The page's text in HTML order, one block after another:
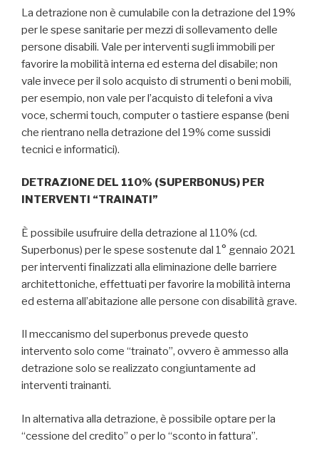
La detrazione non è cumulabile con la detrazione del 19%
per le spese sanitarie per mezzi di sollevamento delle
persone disabili. Vale per interventi sugli immobili per
favorire la mobilità interna ed esterna del disabile; non
vale invece per il solo acquisto di strumenti o beni mobili,
per esempio, non vale per l’acquisto di telefoni a viva
voce, schermi touch, computer o tastiere espanse (beni
che rientrano nella detrazione del 19% come sussidi
tecnici e informatici).
DETRAZIONE DEL 110% (SUPERBONUS) PER
INTERVENTI “TRAINATI”
È possibile usufruire della detrazione al 110% (cd.
Superbonus) per le spese sostenute dal 1° gennaio 2021
per interventi finalizzati alla eliminazione delle barriere
architettoniche, effettuati per favorire la mobilità interna
ed esterna all’abitazione alle persone con disabilità grave.
Il meccanismo del superbonus prevede questo
intervento solo come “trainato”, ovvero è ammesso alla
detrazione solo se realizzato congiuntamente ad
interventi trainanti.
In alternativa alla detrazione, è possibile optare per la
“cessione del credito” o per lo “sconto in fattura”.